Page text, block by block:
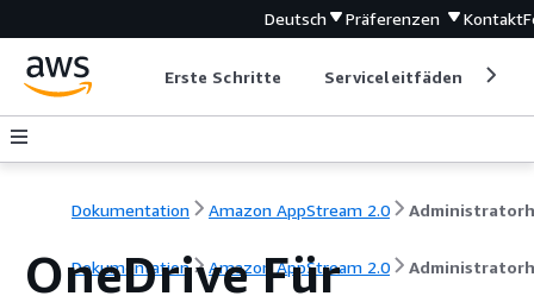
Deutsch Präferenzen Kontakt
Erste Schritte Serviceleitfäden
Dokumentation Amazon AppStream 2.0
Dokumentation Amazon AppStream 2.0
OneDrive Für